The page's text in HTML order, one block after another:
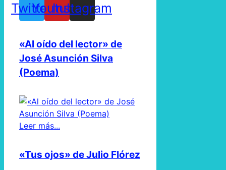
TwitterYoutube
Instagram
«Al oído del lector» de
José Asunción Silva
(Poema)
Leer más...
«Tus ojos» de Julio Flórez